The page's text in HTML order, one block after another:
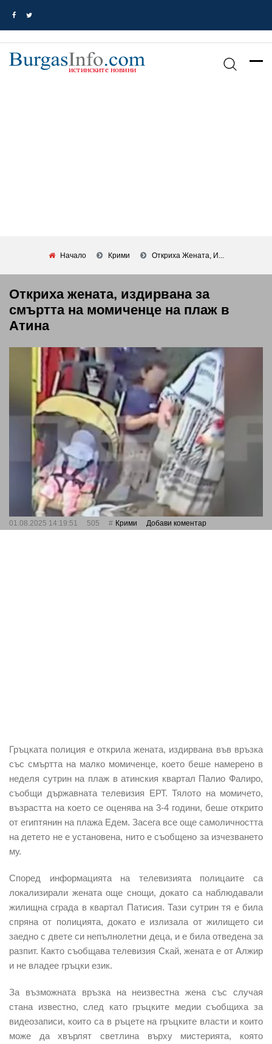
Начало Крими Откриха Жената, И...
Откриха жената, издирвана за
смъртта на момиченце на плаж в
Атина
01.08.2025 14:19:51 505 Крими Добави коментар
Гръцката полиция е открила жената, издирвана във връзка
със смъртта на малко момиченце, което беше намерено в
неделя сутрин на плаж в атинския квартал Палио Фалиро,
съобщи държавната телевизия ЕРТ. Тялото на момичето,
възрастта на което се оценява на 3-4 години, беше открито
от египтянин на плажа Едем. Засега все още самоличността
на детето не е установена, нито е съобщено за изчезването
му.
Според информацията на телевизията полицаите са
локализирали жената още снощи, докато са наблюдавали
жилищна сграда в квартал Патисия. Тази сутрин тя е била
спряна от полицията, докато е излизала от жилището си
заедно с двете си непълнолетни деца, и е била отведена за
разпит. Както съобщава телевизия Скай, жената е от Алжир
и не владее гръцки език.
За възможната връзка на неизвестна жена със случая
стана известно, след като гръцките медии съобщиха за
видеозаписи, които са в ръцете на гръцките власти и които
може да хвърлят светлина върху мистерията, която